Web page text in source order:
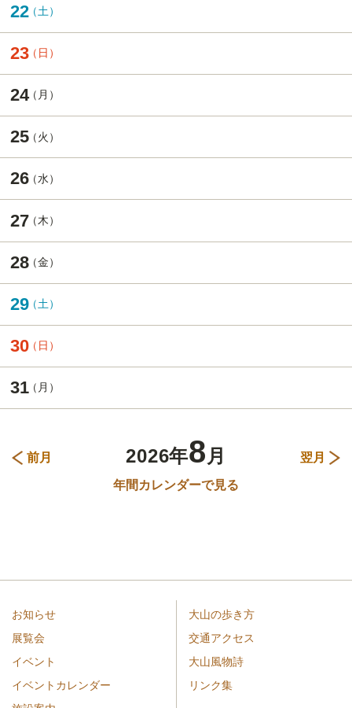
22
23
24
25
26
27
28
29
30
31
前月 2026年8 月
翌月
年間カレンダーで見る
お知らせ
展覧会
イベント
イベントカレンダー
大山の歩き方
交通アクセス
大山風物詩
リンク集